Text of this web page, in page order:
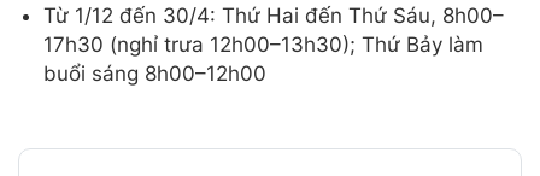
Từ 1/12 đến 30/4: Thứ Hai đến Thứ Sáu, 8h00–
17h30 (nghỉ trưa 12h00–13h30); Thứ Bảy làm
buổi sáng 8h00–12h00